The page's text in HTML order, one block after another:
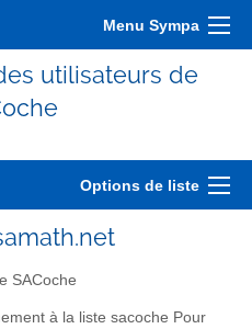
Menu Sympa
utilisateurs de
Options de liste
SACoche
à la liste sacoche Pour